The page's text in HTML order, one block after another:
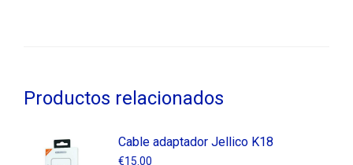
Productos relacionados
Cable adaptador Jellico K18
€15.00